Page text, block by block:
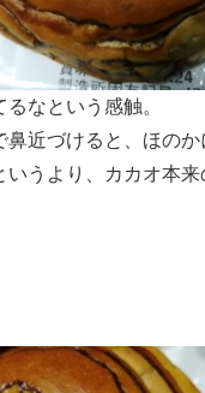
なという感触。
近づけると、ほのか
いうより、カカオ本